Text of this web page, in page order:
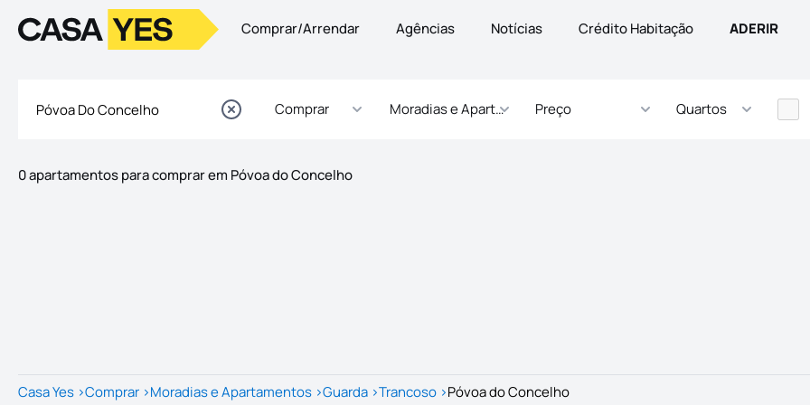
LogoIr para a homepage Comprar/Arrendar Agências Notícias Crédito Habitação ADERIR
Comprar Moradias e ApartamentosPreço Quartos
0 apartamentos para comprar em Póvoa do Concelho
Casa Yes >Comprar >Moradias e Apartamentos >Guarda >Trancoso >Póvoa do Concelho